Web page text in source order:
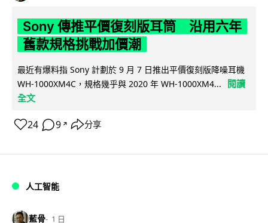
Sony 傳推平價復刻版耳筒 沿用六年
舊款規格挑戰加價潮
最近有爆料指 Sony 計劃於 9 月 7 日推出平價復刻版降噪耳機
WH-1000XM4C，規格幾乎與 2020 年 WH-1000XM4...
閱讀
全文
24 9 ↗ 分享
人工智能
藍骨 1 日